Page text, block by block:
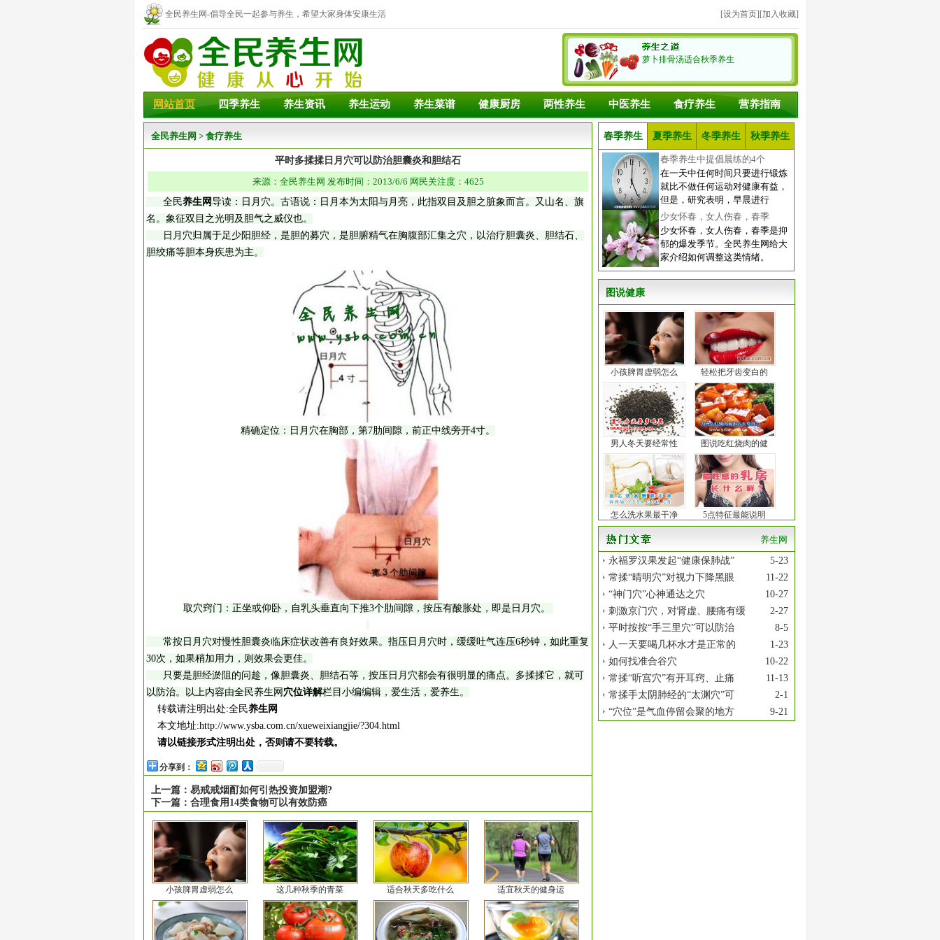
全民养生网-倡导全民一起参与养生，希望大家身体安康生活
幸福！
[设为首页][加入收藏]
萝卜排骨汤适合秋季养生
网站首页 四季养生 养生资讯 养生运动 养生菜谱 健康厨房 两性养生 中医养生 食疗养生 营养指南
全民养生网 > 食疗养生
平时多揉揉日月穴可以防治胆囊炎和胆结石
来源：全民养生网 发布时间：2013/6/6 网民关注度：4625
全民养生网导读：日月穴。古语说：日月本为太阳与月亮，此指双目及胆之脏象而言。又山名、旗
名。象征双目之光明及胆气之威仪也。
日月穴归属于足少阳胆经，是胆的募穴，是胆腑精气在胸腹部汇集之穴，以治疗胆囊炎、胆结石、
胆绞痛等胆本身疾患为主。
精确定位：日月穴在胸部，第7肋间隙，前正中线旁开4寸。
取穴窍门：正坐或仰卧，自乳头垂直向下推3个肋间隙，按压有酸胀处，即是日月穴。
常按日月穴对慢性胆囊炎临床症状改善有良好效果。指压日月穴时，缓缓吐气连压6秒钟，如此重复
30次，如果稍加用力，则效果会更佳。
只要是胆经淤阻的问趁，像胆囊炎、胆结石等，按压日月穴都会有很明显的痛点。多揉揉它，就可
以防治。以上内容由全民养生网 穴位详解栏目小编编辑，爱生活，爱养生。
转载请注明出处:全民养生网
本文地址:http://www.ysba.com.cn/xueweixiangjie/?304.html
请以链接形式注明出处，否则请不要转载。
分享到：
上一篇： 易戒戒烟酊如何引热投资加盟潮?
下一篇： 合理食用14类食物可以有效防癌
小孩脾胃虚弱怎么 这几种秋季的青菜 适合秋天多吃什么 适宜秋天的健身运
春季养生 夏季养生 冬季养生 秋季养生
春季养生中提倡晨练的4个
在一天中任何时间只要进行锻炼
就比不做任何运动对健康有益，
但是，研究表明，早晨进行
少女怀春，女人伤春，春季
少女怀春，女人伤春，春季是抑
郁的爆发季节。全民养生网给大
家介绍如何调整这类情绪。
图说健康
小孩脾胃虚弱怎么 轻松把牙齿变白的
男人冬天要经常性 图说吃红烧肉的健
怎么洗水果最干净 5点特征最能说明
养生网
5-23
永福罗汉果发起“健康保肺战”
11-22
常揉“晴明穴”对视力下降黑眼
10-27
“神门穴”心神通达之穴
2-27
刺激京门穴，对肾虚、腰痛有缓
8-5
平时按按“手三里穴”可以防治
1-23
人一天要喝几杯水才是正常的
10-22
如何找准合谷穴
11-13
常揉“听宫穴”有开耳窍、止痛
2-1
常揉手太阴肺经的“太渊穴”可
9-21
“穴位”是气血停留会聚的地方